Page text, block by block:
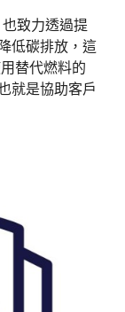
致力透過提
低碳排放，這
替代燃料的
就是協助客戶